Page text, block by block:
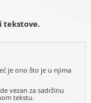
tekstove.
je ono što je u njima
vezan za sadržinu
tekstu.